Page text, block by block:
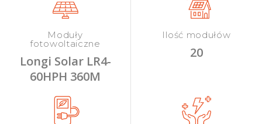
Moduły
fotowoltaiczne
Longi Solar LR4-
60HPH 360M
Ilość modułów
20